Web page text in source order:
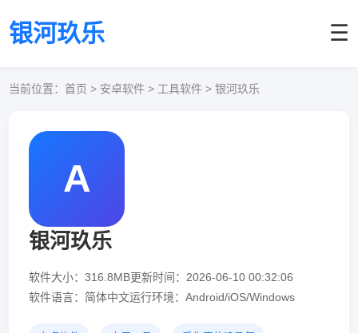
银河玖乐 ☰
当前位置：首页 > 安卓软件 > 工具软件 > 银河玖乐
A
银河玖乐
软件大小：316.8MB更新时间：2026-06-10 00:32:06
软件语言：简体中文运行环境：Android/iOS/Windows